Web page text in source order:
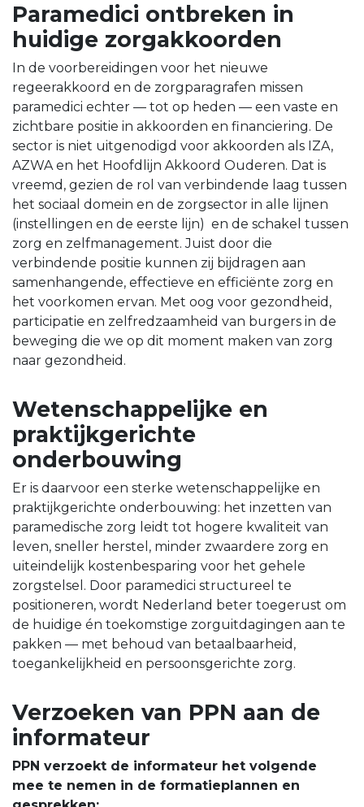
Paramedici ontbreken in
huidige zorgakkoorden
In de voorbereidingen voor het nieuwe
regeerakkoord en de zorgparagrafen missen
paramedici echter — tot op heden — een vaste en
zichtbare positie in akkoorden en financiering. De
sector is niet uitgenodigd voor akkoorden als IZA,
AZWA en het Hoofdlijn Akkoord Ouderen. Dat is
vreemd, gezien de rol van verbindende laag tussen
het sociaal domein en de zorgsector in alle lijnen
(instellingen en de eerste lijn) en de schakel tussen
zorg en zelfmanagement. Juist door die
verbindende positie kunnen zij bijdragen aan
samenhangende, effectieve en efficiënte zorg en
het voorkomen ervan. Met oog voor gezondheid,
participatie en zelfredzaamheid van burgers in de
beweging die we op dit moment maken van zorg
naar gezondheid.
Wetenschappelijke en
praktijkgerichte
onderbouwing
Er is daarvoor een sterke wetenschappelijke en
praktijkgerichte onderbouwing: het inzetten van
paramedische zorg leidt tot hogere kwaliteit van
leven, sneller herstel, minder zwaardere zorg en
uiteindelijk kostenbesparing voor het gehele
zorgstelsel. Door paramedici structureel te
positioneren, wordt Nederland beter toegerust om
de huidige én toekomstige zorguitdagingen aan te
pakken — met behoud van betaalbaarheid,
toegankelijkheid en persoonsgerichte zorg.
Verzoeken van PPN aan de
informateur
PPN verzoekt de informateur het volgende
mee te nemen in de formatieplannen en